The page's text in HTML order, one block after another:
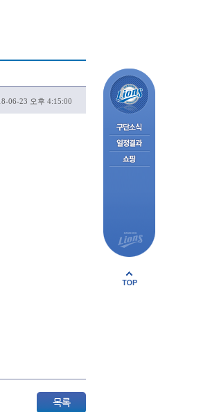
06-23 오후 4:15:00